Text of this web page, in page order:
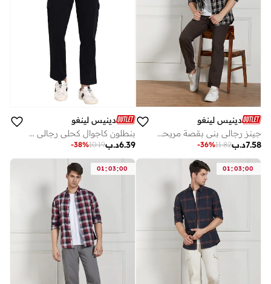
دينيس لينغو
جينز رجالي بني بقصة مريحة - كاجوال وعملي
د.ب7.58
11.82
-36%
دينيس لينغو
بنطلون كاجوال كحلي رجالي - قصة عادية، قطن لايكرا
د.ب6.39
10.19
-38%
01:03:00
01:03:00